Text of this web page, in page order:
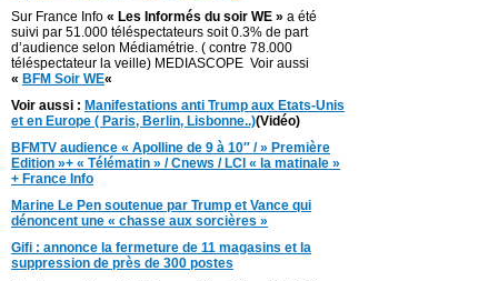
Sur France Info « Les Informés du soir WE » a été
suivi par 51.000 téléspectateurs soit 0.3% de part
d’audience selon Médiamétrie. ( contre 78.000
téléspectateur la veille) MEDIASCOPE Voir aussi
« BFM Soir WE«
Voir aussi : Manifestations anti Trump aux Etats-Unis
et en Europe ( Paris, Berlin, Lisbonne..)(Vidéo)
BFMTV audience « Apolline de 9 à 10″ / » Première
Edition »+ « Télématin » / Cnews / LCI « la matinale »
+ France Info
Marine Le Pen soutenue par Trump et Vance qui
dénoncent une « chasse aux sorcières »
Gifi : annonce la fermeture de 11 magasins et la
suppression de près de 300 postes